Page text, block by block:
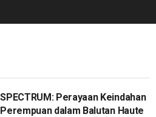
SPECTRUM: Perayaan Keindahan
Perempuan dalam Balutan Haute